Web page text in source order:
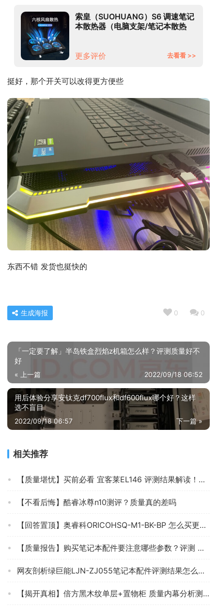
索皇（SUOHUANG）S6 调速笔记
本散热器（电脑支架/笔记本散热
更多评价
去看看 >>
挺好，那个开关可以改得更方便些
东西不错 发货也挺快的
0 0
生成海报
「一定要了解」半岛铁盒烈焰z机箱怎么样？评测质量好不
好
« 上一篇 2022/09/18 06:52
用后体验分享安钛克df700flux和df600flux哪个好？这样
选不盲目
下一篇 »
2022/09/18 06:57
相关推荐
【质量堪忧】买前必看 宜客莱EL146 评测结果解读！笔记本配件怎么样选择不被坑！
【不看后悔】酷睿冰尊n10测评？质量真的差吗
【回答置顶】奥睿科ORICOHSQ-M1-BK-BP 怎么买更合适呢 ？入手 笔记本配件 要注意哪些质量细节！
【质量报告】购买笔记本配件要注意哪些参数？评测 蓝盛KCS-AP02-S150-BLK-CN 怎么样？好用吗？
网友剖析绿巨能LJN-ZJ055笔记本配件评测结果怎么样？不值得买吗？
【揭开真相】倍方黑木纹单层+置物柜 质量内幕分析测评，笔记本配件内行解读怎么样，新手必看！